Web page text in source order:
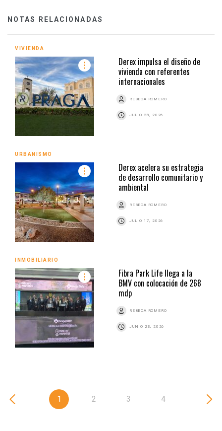
NOTAS RELACIONADAS
VIVIENDA
Derex impulsa el diseño de
vivienda con referentes
internacionales
REBECA ROMERO
JULIO 28, 2026
URBANISMO
Derex acelera su estrategia
de desarrollo comunitario y
ambiental
REBECA ROMERO
JULIO 17, 2026
INMOBILIARIO
Fibra Park Life llega a la
BMV con colocación de 268
mdp
REBECA ROMERO
JUNIO 23, 2026
1 2 3 4